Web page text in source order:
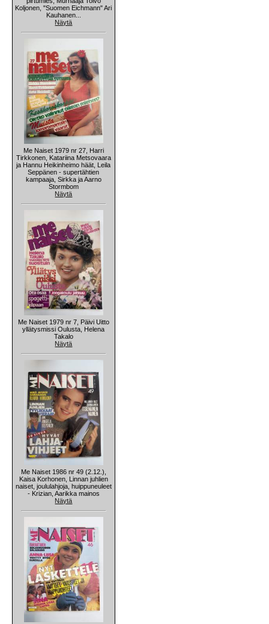
Koljonen, "Suomen Eichmann" Ari
Kauhanen...
Näytä
Me Naiset 1979 nr 27, Harri
Tirkkonen, Katariina Metsovaara
ja Hannu Heikinheimo häät, Leila
Seppänen - supertähtien
kampaaja, Sirkka ja Aarno
Stormbom
Näytä
Me Naiset 1979 nr 7, Päivi Uitto
yllätysmissi Oulusta, Helena
Takalo
Näytä
Me Naiset 1986 nr 49 (2.12.),
Kaisa Korhonen, Linnan juhlien
naiset, joululahjoja, huippuneuleet
- Krizian, Aarikka mainos
Näytä